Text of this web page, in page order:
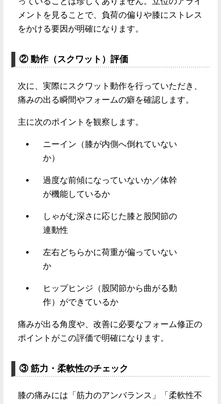
メントを見ることで、負荷の偏りや膝にストレス
をかける要因が明確になります。
② 動作（スクワット）評価
次に、実際にスクワット動作を行っていただき、
痛みの出る瞬間やフォームの癖を確認します。
主に次のポイントを観察します。
ニーイン（膝が内側へ倒れていない
か）
過度な前傾になっていないか／体幹
が機能しているか
しゃがむ深さに応じた膝と股関節の
連動性
左右どちらかに荷重が偏っていない
か
ヒップヒンジ（股関節から曲がる動
作）ができているか
痛みが出る角度や、改善に必要なフォーム修正の
ポイントがこの評価で明確になります。
③ 筋力・柔軟性のチェック
膝の痛みには「筋力のアンバランス」「柔軟性不